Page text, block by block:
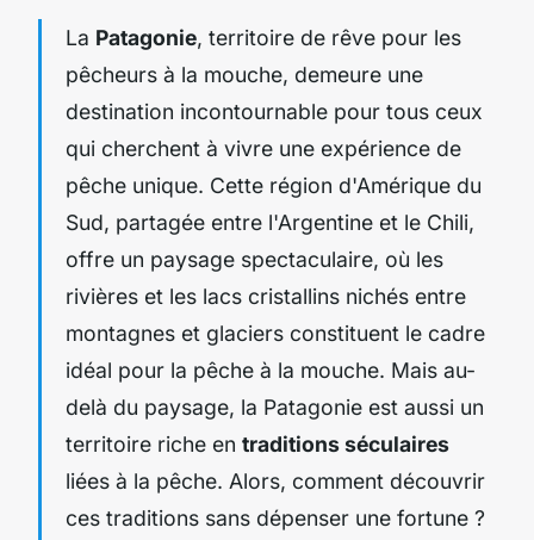
La Patagonie, territoire de rêve pour les
pêcheurs à la mouche, demeure une
destination incontournable pour tous ceux
qui cherchent à vivre une expérience de
pêche unique. Cette région d'Amérique du
Sud, partagée entre l'Argentine et le Chili,
offre un paysage spectaculaire, où les
rivières et les lacs cristallins nichés entre
montagnes et glaciers constituent le cadre
idéal pour la pêche à la mouche. Mais au-
delà du paysage, la Patagonie est aussi un
territoire riche en traditions séculaires
liées à la pêche. Alors, comment découvrir
ces traditions sans dépenser une fortune ?